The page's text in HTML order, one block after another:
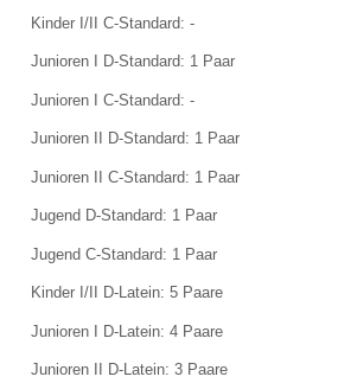
Übernachtung
Anmeldung Solo-Pilotprojekt am 19.06.2022
SPONSOREN
Gummibärchenpokal
Kinder I/II C-Standard: -
Junioren I D-Standard: 1 Paar
Junioren I C-Standard: -
Junioren II D-Standard: 1 Paar
Junioren II C-Standard: 1 Paar
Jugend D-Standard: 1 Paar
Jugend C-Standard: 1 Paar
Kinder I/II D-Latein: 5 Paare
Junioren I D-Latein: 4 Paare
Junioren II D-Latein: 3 Paare